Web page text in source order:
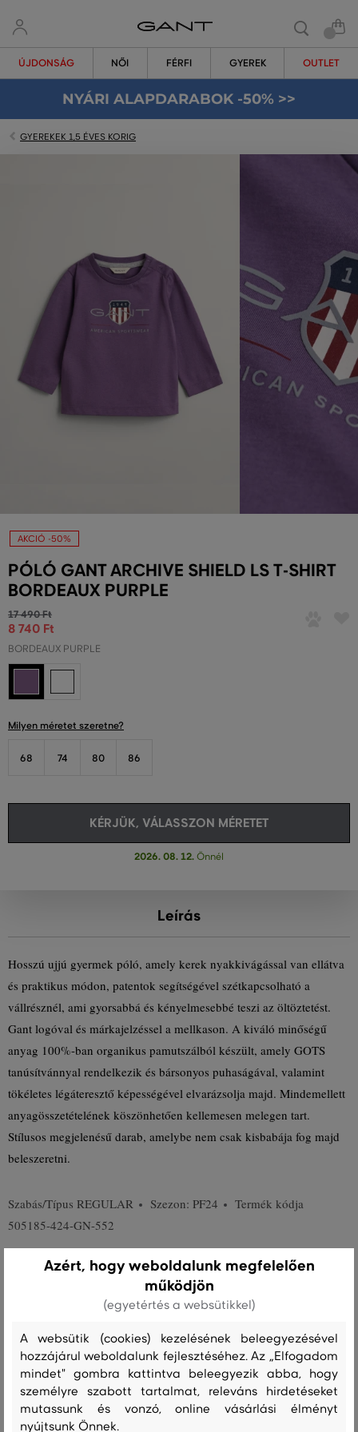
ÚJDONSÁG NŐI FÉRFI GYEREK OUTLET
NYÁRI ALAPDARABOK -50% >>
GYEREKEK 1,5 ÉVES KORIG
AKCIÓ -50%
PÓLÓ GANT ARCHIVE SHIELD LS T-SHIRT
BORDEAUX PURPLE
17 490 Ft
8 740 Ft
BORDEAUX PURPLE
Milyen méretet szeretne?
68 74 80 86
KÉRJÜK, VÁLASSZON MÉRETET
2026. 08. 12. Önnél
Leírás
Hosszú ujjú gyermek póló, amely kerek nyakkivágással van ellátva
és praktikus módon, patentok segítségével szétkapcsolható a
vállrésznél, ami gyorsabbá és kényelmesebbé teszi az öltöztetést.
Gant logóval és márkajelzéssel a mellkason. A kiváló minőségű
anyag 100%-ban organikus pamutszálból készült, amely GOTS
tanúsítvánnyal rendelkezik és bársonyos puhaságával, valamint
tökéletes légáteresztő képességével elvarázsolja majd. Mindemellett
anyagösszetételének köszönhetően kellemesen melegen tart.
Stílusos megjelenésű darab, amelybe nem csak kisbabája fog majd
beleszeretni.
Szabás/Típus REGULAR Szezon: PF24
Termék kódja
505185-424-GN-552
Összetétel
PAMUT
100 %
Kezelési útmutató
Azért, hogy weboldalunk megfelelően
működjön
(egyetértés a websütikkel)
A websütik (cookies) kezelésének beleegyezésével
hozzájárul weboldalunk fejlesztéséhez. Az „Elfogadom
mindet" gombra kattintva beleegyezik abba, hogy
személyre szabott tartalmat, releváns hirdetéseket
mutassunk és vonzó, online vásárlási élményt
nyújtsunk Önnek.